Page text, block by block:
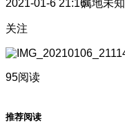
2021-01-6 21:16属地未知
关注
95阅读
推荐阅读